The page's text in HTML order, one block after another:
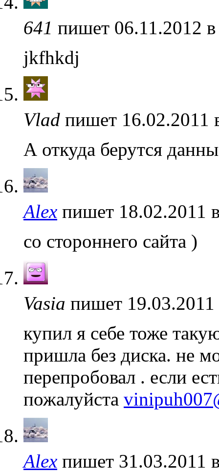
641 пишет 06.11.2012
jkfhkdj
Vlad пишет 16.02.2011
А откуда берутся
Alex пишет 18.02.2011
со стороннего сайта )
Vasia пишет
купил я себе тоже
пришла без диска. не
перепробовал . если
пожалуйста
Alex пишет 31.03.2011